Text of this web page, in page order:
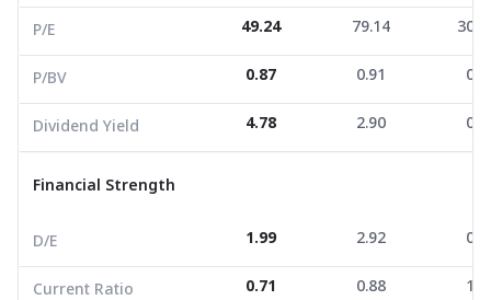
Dividend Yield
4.78 2.90
Financial Strength
D/E 1.99 2.92
Current Ratio
P/E 49.24 79.14
P/BV 0.87 0.91
Dividend Yield 4.78 2.90
Financial Strength
D/E 1.99 2.92
Current Ratio 0.71 0.88